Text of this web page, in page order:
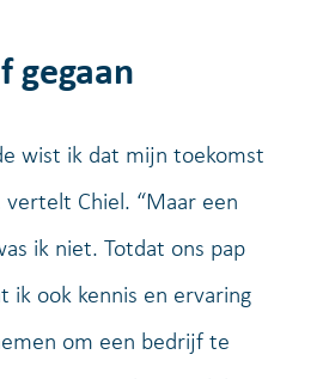
gegaan
wist ik dat mijn toekomst
Chiel. “Maar een
ik niet. Totdat ons pap
ik ook kennis en ervaring
om een bedrijf te